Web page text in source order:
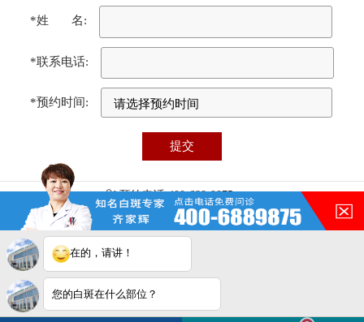
*姓 名:
*联系电话:
*预约时间:
预约电话:400-688-9875
医院地址:合肥市瑶海区铜陵路87号（铜陵路与裕溪路交叉口）
门诊时间:08:00 - 17:00
免责声明：本站图/文均来自于网络收集，仅供病友参考，不作为医疗诊
断依据，服用药物或进行治疗时请遵医嘱。如有转载或引用文章涉及版权
问题，请与我们联系删除！
合肥华夏白癜风医院电脑端
在的，请讲！
您的白斑在什么部位？